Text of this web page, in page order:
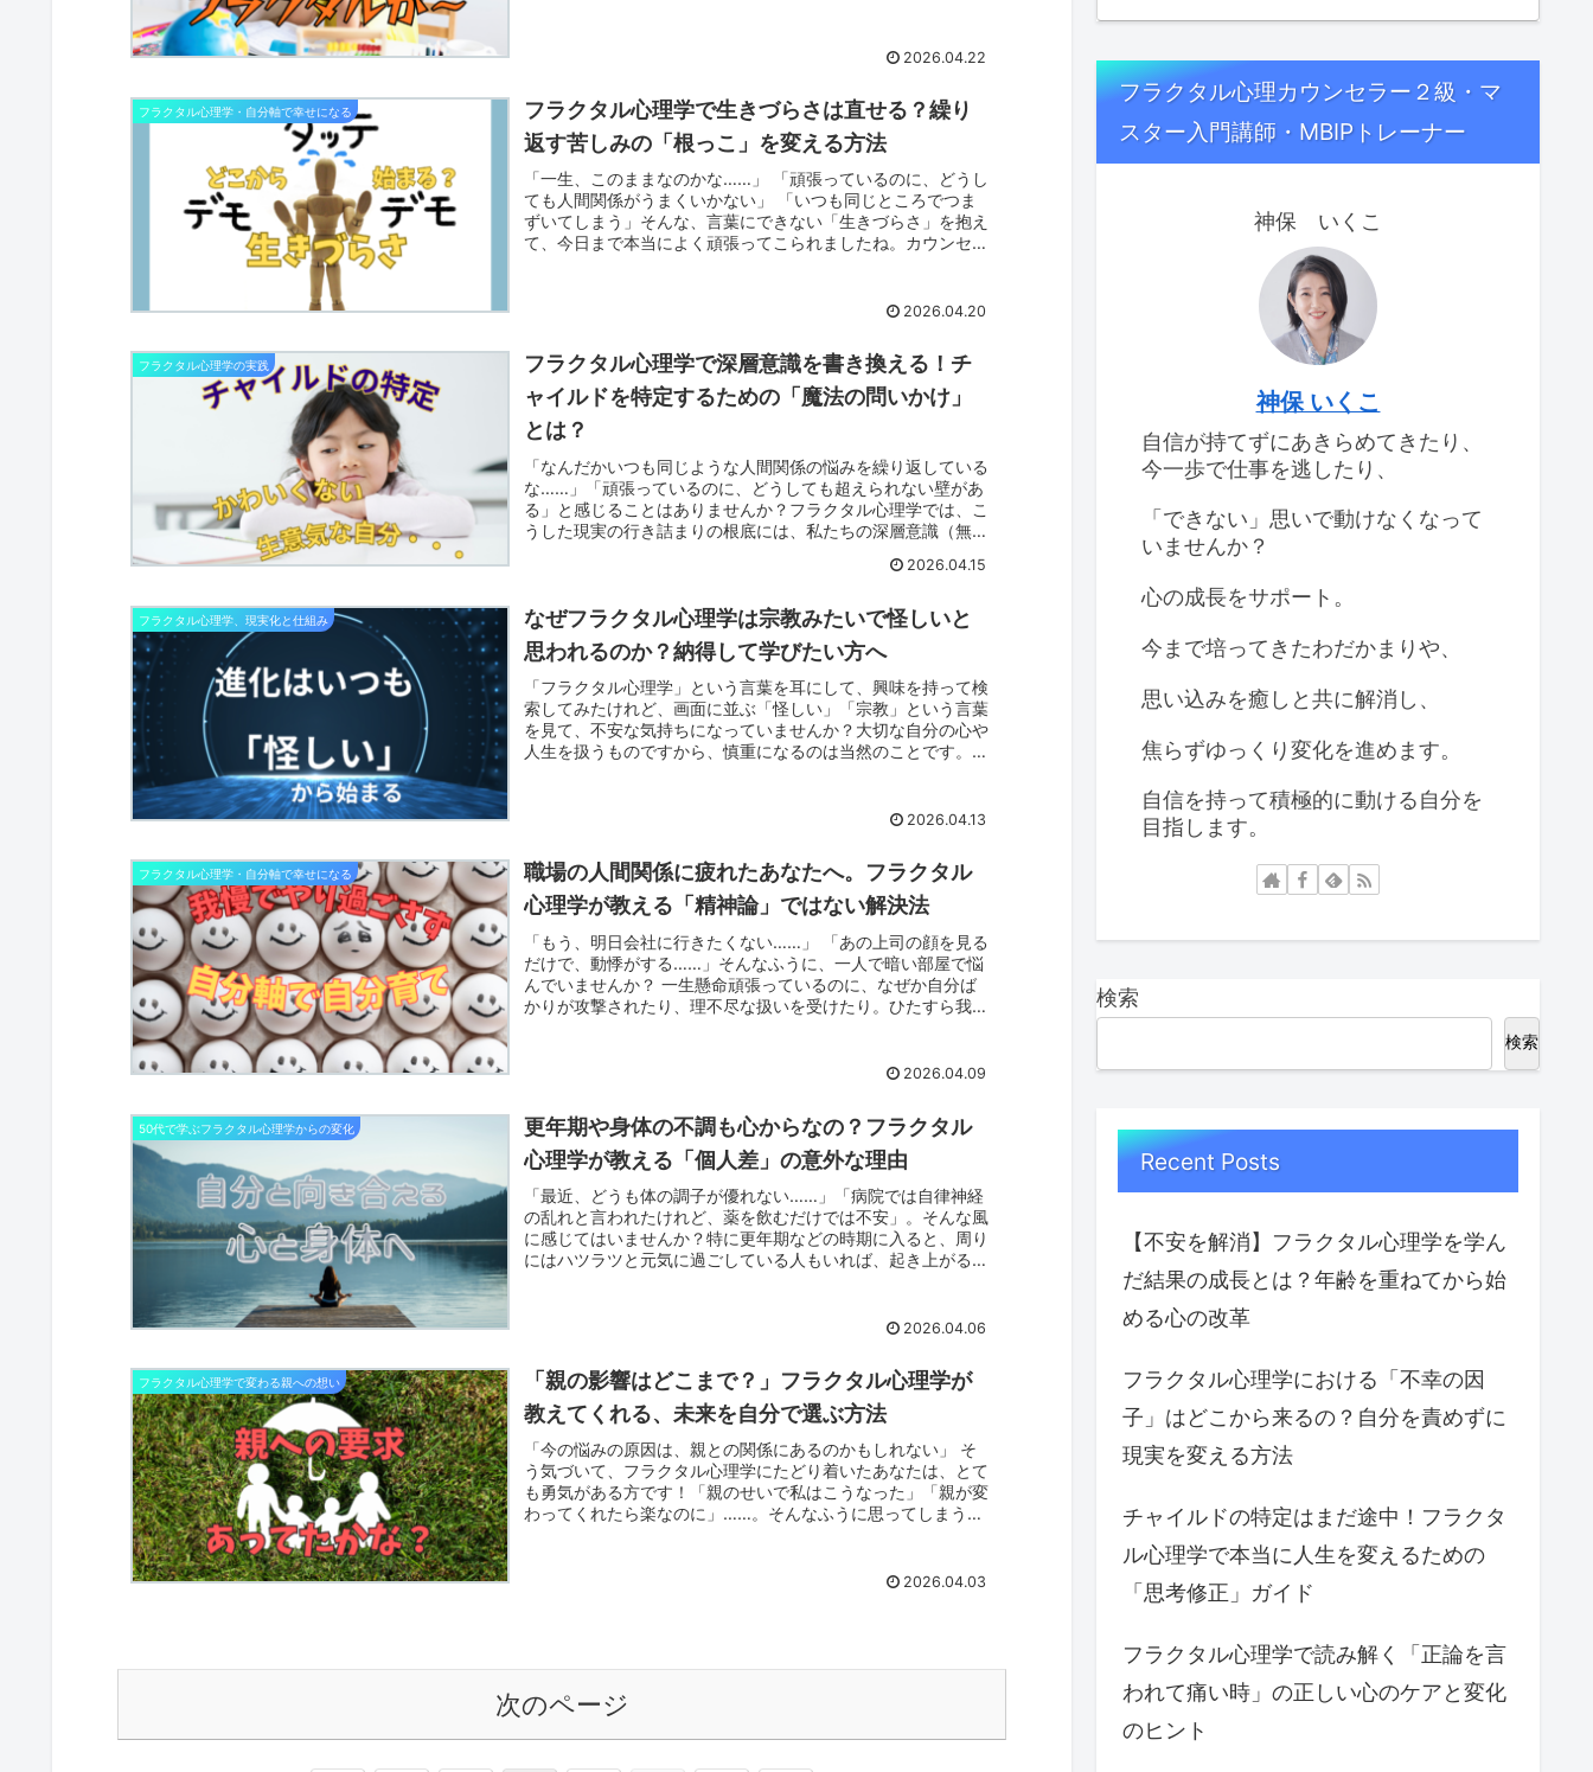
2026.04.22
フラクタル心理学・自分軸で幸せになる
フラクタル心理学で生きづらさは直せる？繰り
返す苦しみの「根っこ」を変える方法
「一生、このままなのかな……」 「頑張っているのに、どうし
ても人間関係がうまくいかない」 「いつも同じところでつま
ずいてしまう」そんな、言葉にできない「生きづらさ」を抱え
て、今日まで本当によく頑張ってこられましたね。カウンセリ
2026.04.20
フラクタル心理学の実践
フラクタル心理学で深層意識を書き換える！チ
ャイルドを特定するための「魔法の問いかけ」
とは？
「なんだかいつも同じような人間関係の悩みを繰り返している
な……」「頑張っているのに、どうしても超えられない壁があ
る」と感じることはありませんか？フラクタル心理学では、こ
うした現実の行き詰まりの根底には、私たちの深層意識（無意
2026.04.15
フラクタル心理学、現実化と仕組み
なぜフラクタル心理学は宗教みたいで怪しいと
思われるのか？納得して学びたい方へ
「フラクタル心理学」という言葉を耳にして、興味を持って検
索してみたけれど、画面に並ぶ「怪しい」「宗教」という言葉
を見て、不安な気持ちになっていませんか？大切な自分の心や
人生を扱うものですから、慎重になるのは当然のことです。む
2026.04.13
フラクタル心理学・自分軸で幸せになる
職場の人間関係に疲れたあなたへ。フラクタル
心理学が教える「精神論」ではない解決法
「もう、明日会社に行きたくない……」 「あの上司の顔を見る
だけで、動悸がする……」そんなふうに、一人で暗い部屋で悩
んでいませんか？ 一生懸命頑張っているのに、なぜか自分ば
かりが攻撃されたり、理不尽な扱いを受けたり。ひたすら我慢
2026.04.09
50代で学ぶフラクタル心理学からの変化
更年期や身体の不調も心からなの？フラクタル
心理学が教える「個人差」の意外な理由
「最近、どうも体の調子が優れない……」「病院では自律神経
の乱れと言われたけれど、薬を飲むだけでは不安」。そんな風
に感じてはいませんか？特に更年期などの時期に入ると、周り
にはハツラツと元気に過ごしている人もいれば、起き上がるの
2026.04.06
フラクタル心理学で変わる親への想い
「親の影響はどこまで？」フラクタル心理学が
教えてくれる、未来を自分で選ぶ方法
「今の悩みの原因は、親との関係にあるのかもしれない」 そ
う気づいて、フラクタル心理学にたどり着いたあなたは、とて
も勇気がある方です！「親のせいで私はこうなった」「親が変
わってくれたら楽なのに」……。そんなふうに思ってしまう自
2026.04.03
次のページ
フラクタル心理カウンセラー２級・マ
スター入門講師・MBIPトレーナー
神保 いくこ
神保 いくこ
自信が持てずにあきらめてきたり、
今一歩で仕事を逃したり、
「できない」思いで動けなくなって
いませんか？
心の成長をサポート。
今まで培ってきたわだかまりや、
思い込みを癒しと共に解消し、
焦らずゆっくり変化を進めます。
自信を持って積極的に動ける自分を
目指します。
検索
検索
Recent Posts
【不安を解消】フラクタル心理学を学ん
だ結果の成長とは？年齢を重ねてから始
める心の改革
フラクタル心理学における「不幸の因
子」はどこから来るの？自分を責めずに
現実を変える方法
チャイルドの特定はまだ途中！フラクタ
ル心理学で本当に人生を変えるための
「思考修正」ガイド
フラクタル心理学で読み解く「正論を言
われて痛い時」の正しい心のケアと変化
のヒント